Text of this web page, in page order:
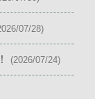
07/28)
(2026/07/24)